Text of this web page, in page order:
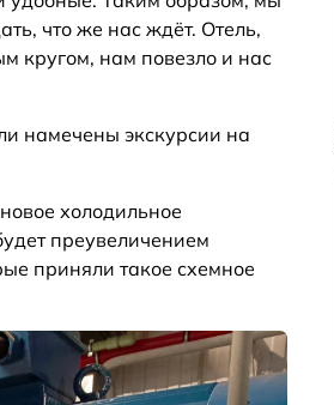
что же нас ждёт. Отель,
кругом, нам повезло и нас
намечены экскурсии на
холодильное
преувеличением
приняли такое схемное